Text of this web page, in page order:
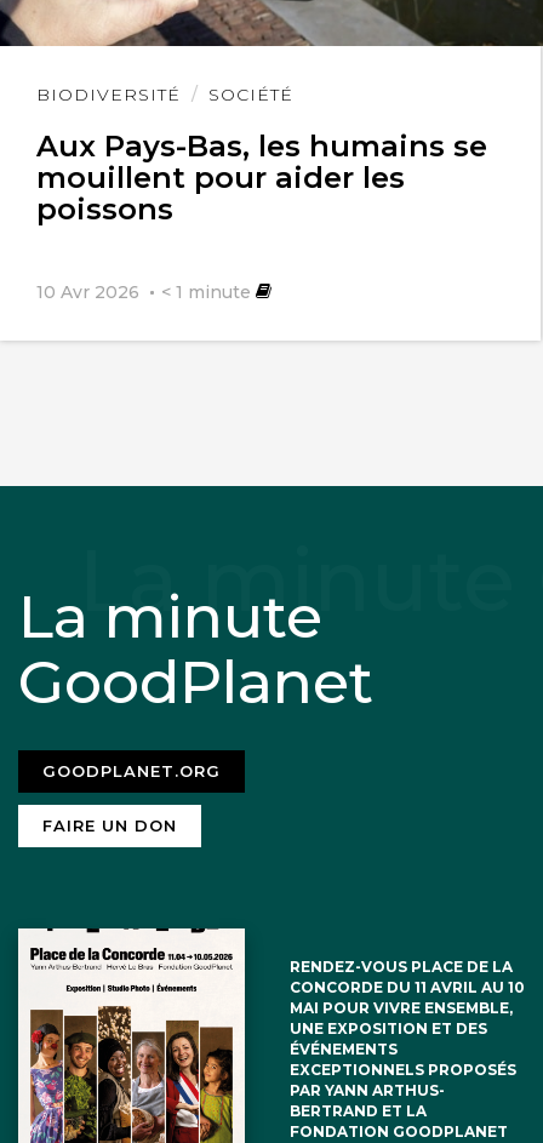
BIODIVERSITÉ SOCIÉTÉ
Aux Pays-Bas, les humains se
mouillent pour aider les
poissons
10 Avr 2026 < 1 minute
Lire
La minute
GoodPlanet
GOODPLANET.ORG
FAIRE UN DON
RENDEZ-VOUS PLACE DE LA
CONCORDE DU 11 AVRIL AU 10
MAI POUR VIVRE ENSEMBLE,
UNE EXPOSITION ET DES
ÉVÉNEMENTS
EXCEPTIONNELS PROPOSÉS
PAR YANN ARTHUS-
BERTRAND ET LA
FONDATION GOODPLANET